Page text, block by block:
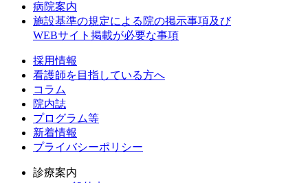
病院案内
施設基準の規定による院の掲示事項及び
WEBサイト掲載が必要な事項
採用情報
看護師を目指している方へ
コラム
院内誌
プログラム等
新着情報
プライバシーポリシー
診療案内